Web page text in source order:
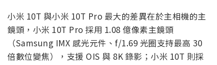
小米 10T 與小米 10T Pro 最大的差異在於主相機的主
鏡頭，小米 10T Pro 採用 1.08 億像素主鏡頭
（Samsung IMX 感光元件、f/1.69 光圈支持最高 30
倍數位變焦），支援 OIS 與 8K 錄影；小米 10T 則採